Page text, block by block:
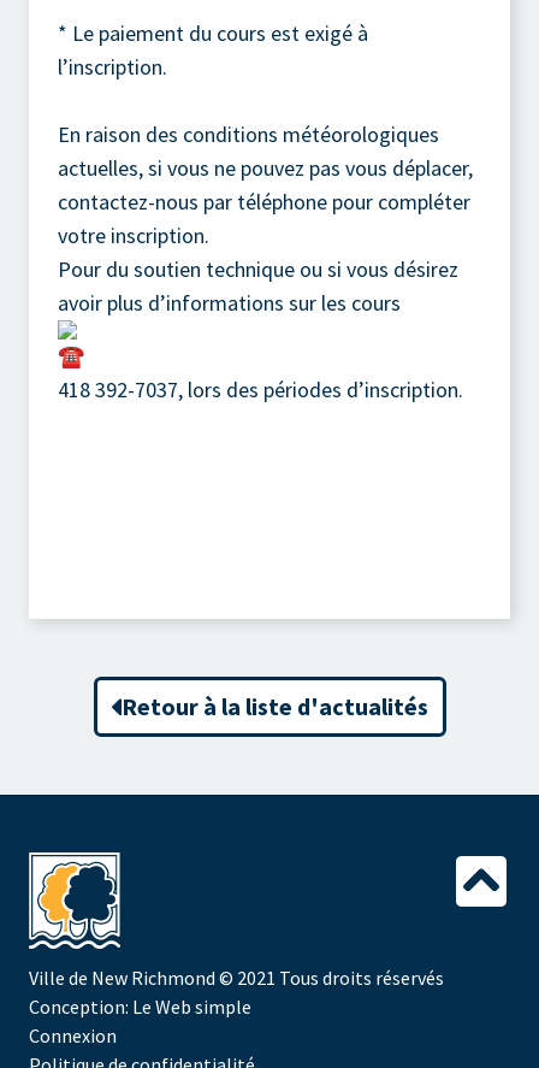
* Le paiement du cours est exigé à
l’inscription.
En raison des conditions météorologiques
actuelles, si vous ne pouvez pas vous déplacer,
contactez-nous par téléphone pour compléter
votre inscription.
Pour du soutien technique ou si vous désirez
avoir plus d’informations sur les cours
418 392-7037, lors des périodes d’inscription.
Retour à la liste d'actualités
Ville de New Richmond © 2021 Tous droits réservés
Conception: Le Web simple
Connexion